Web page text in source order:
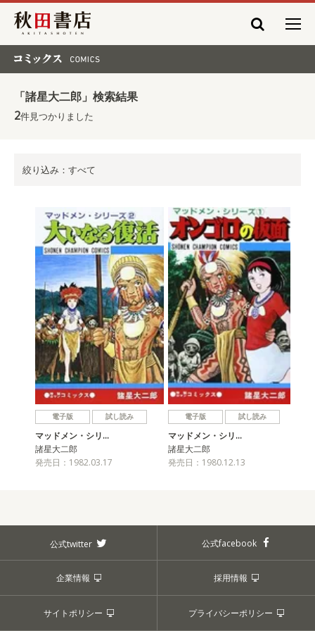
秋田書店
「諸星大二郎」検索結果
2件見つかりました
絞り込み：すべて
電子版 試し読み
マッドメン・シリ…
諸星大二郎
発売日：1982.03.17
電子版 試し読み
マッドメン・シリ…
諸星大二郎
発売日：1980.12.13
公式twitter 公式facebook
企業情報 採用情報
サイトポリシー プライバシーポリシー